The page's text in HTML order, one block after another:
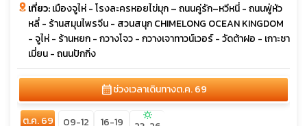
เที่ยว:เมืองจูไห่ - โรงละครหอยไข่มุก – ถนนคู่รัก–หวีหนี่ - ถนนฟู่หัว
หลี่ - ร้านสมุนไพรจีน - สวนสนุก CHIMELONG OCEAN KINGDOM
- จูไห่ - ร้านหยก - กวางโจว - กวางเจาทาวน์เวอร์ - วัดต้าฝอ - เกาะซา
เมี่ยน - ถนนปักกิ่ง
calendar_monthช่วงเวลาเดินทางต.ค. 69
ต.ค. 69 09-12 16-19 sunny